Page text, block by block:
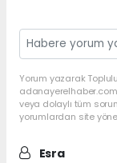
Yorum yazarak
veya dolaylı tüm
yorumlardan site
Esra